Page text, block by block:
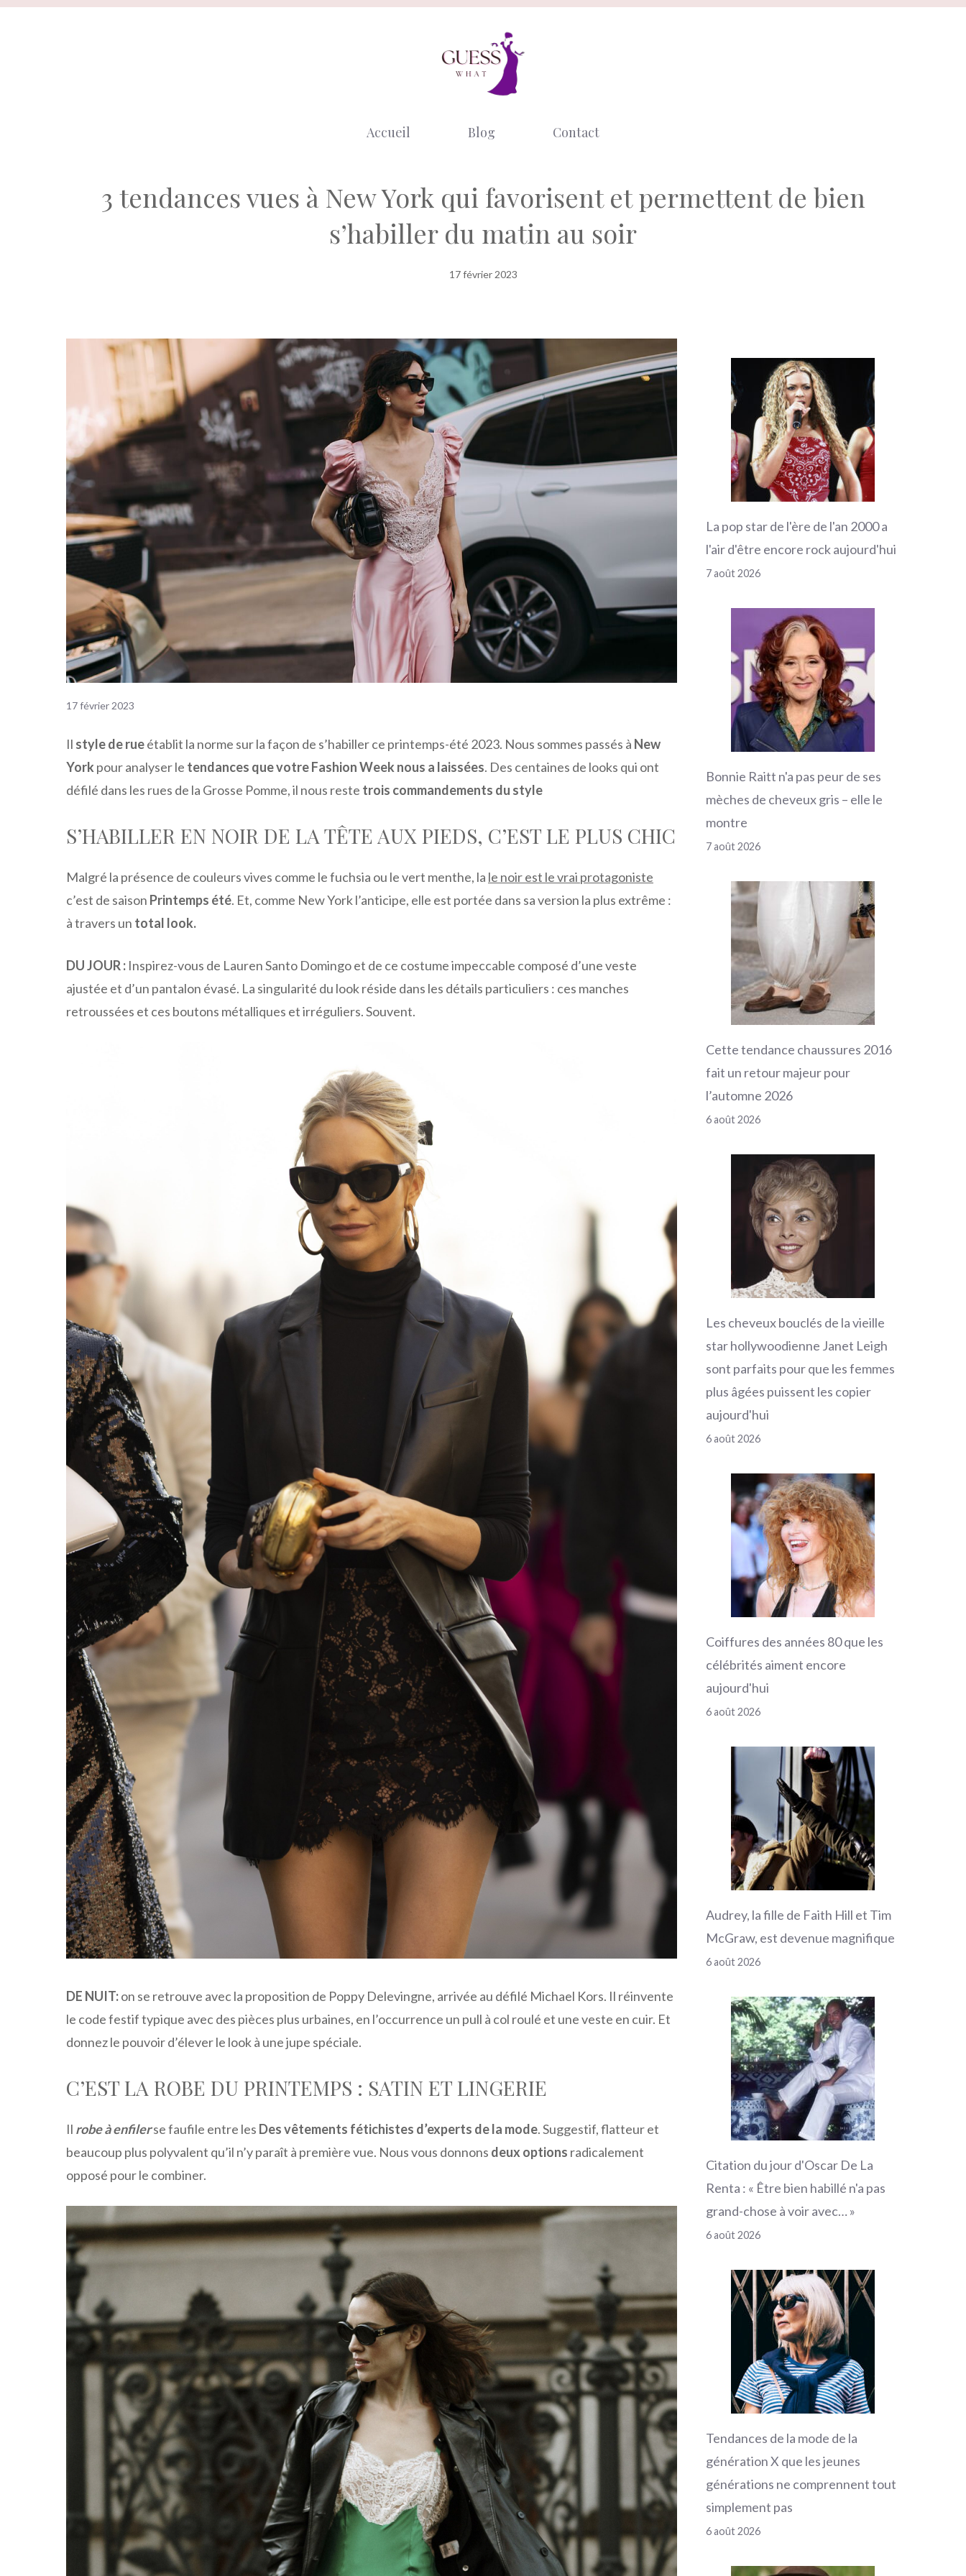
Aller
Accueil Blog Contact
3 tendances vues à New York qui favorisent et permettent de bien
s’habiller du matin au soir
17 février 2023
17 février 2023
Il style de rueétablit la norme sur la façon de s’habiller ce printemps-été 2023. Nous sommes passés à New
York pour analyser le tendances que votre Fashion Week nous a laissées. Des centaines de looks qui ont
défilé dans les rues de la Grosse Pomme, il nous reste trois commandements du style
S’HABILLER EN NOIR DE LA TÊTE AUX PIEDS, C’EST LE PLUS CHIC
Malgré la présence de couleurs vives comme le fuchsia ou le vert menthe, la le noir est le vrai protagoniste
c’est de saison Printemps été. Et, comme New York l’anticipe, elle est portée dans sa version la plus extrême :
à travers un total look.
DU JOUR : Inspirez-vous de Lauren Santo Domingo et de ce costume impeccable composé d’une veste
ajustée et d’un pantalon évasé. La singularité du look réside dans les détails particuliers : ces manches
retroussées et ces boutons métalliques et irréguliers. Souvent.
DE NUIT:on se retrouve avec la proposition de Poppy Delevingne, arrivée au défilé Michael Kors. Il réinvente
le code festif typique avec des pièces plus urbaines, en l’occurrence un pull à col roulé et une veste en cuir. Et
donnez le pouvoir d’élever le look à une jupe spéciale.
C’EST LA ROBE DU PRINTEMPS : SATIN ET LINGERIE
Il robe à enfilerse faufile entre les Des vêtements fétichistes d’experts de la mode. Suggestif, flatteur et
beaucoup plus polyvalent qu’il n’y paraît à première vue. Nous vous donnons deux options radicalement
opposé pour le combiner.
La pop star de l'ère de l'an 2000 a
l'air d'être encore rock aujourd'hui
7 août 2026
Bonnie Raitt n'a pas peur de ses
mèches de cheveux gris – elle le
montre
7 août 2026
Cette tendance chaussures 2016
fait un retour majeur pour
l’automne 2026
6 août 2026
Les cheveux bouclés de la vieille
star hollywoodienne Janet Leigh
sont parfaits pour que les femmes
plus âgées puissent les copier
aujourd'hui
6 août 2026
Coiffures des années 80 que les
célébrités aiment encore
aujourd'hui
6 août 2026
Audrey, la fille de Faith Hill et Tim
McGraw, est devenue magnifique
6 août 2026
Citation du jour d'Oscar De La
Renta : « Être bien habillé n'a pas
grand-chose à voir avec… »
6 août 2026
Tendances de la mode de la
génération X que les jeunes
générations ne comprennent tout
simplement pas
6 août 2026